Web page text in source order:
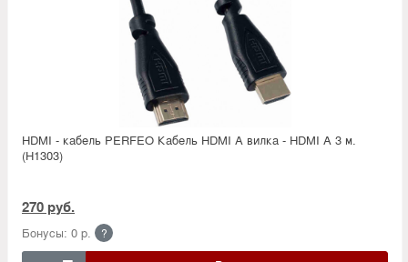
HDMI - кабель PERFEO Кабель HDMI A вилка - HDMI A 3 м.
(H1303)
270 руб.
Бонусы: 0 р. ?